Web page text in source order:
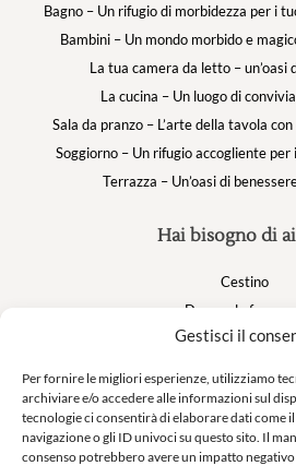
Gestisci il
Per fornire le migliori esperienze, utilizziamo
archiviare e/o accedere alle informazioni sul
tecnologie ci consentirà di elaborare dati come
navigazione o gli ID univoci su questo sito. Il
consenso potrebbero avere un impatto
Hai bisogno di
Cestino
Domande
Il mio account
Suivez nous
Bagno – Un rifugio di morbidezza per i
Bambini – Un mondo morbido e
La tua camera da letto – un’oasi
La cucina – Un luogo di
Sala da pranzo – L’arte della tavola
Soggiorno – Un rifugio accogliente
Terrazza – Un’oasi di